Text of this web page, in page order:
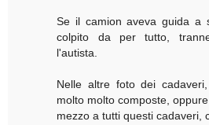
Se il camion aveva guida a
colpito da per tutto,
l'autista.
Nelle altre foto dei
molto molto composte,
mezzo a tutti questi cadaveri,